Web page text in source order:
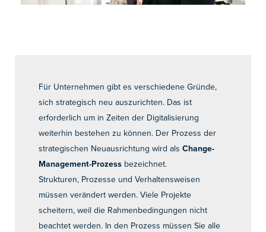
Für Unternehmen gibt es verschiedene Gründe,
sich strategisch neu auszurichten. Das ist
erforderlich um in Zeiten der Digitalisierung
weiterhin bestehen zu können. Der Prozess der
strategischen Neuausrichtung wird alsChange-
Management-Prozess bezeichnet.
Strukturen, Prozesse und Verhaltensweisen
müssen verändert werden. Viele Projekte
scheitern, weil die Rahmenbedingungen nicht
beachtet werden. In den Prozess müssen Sie alle